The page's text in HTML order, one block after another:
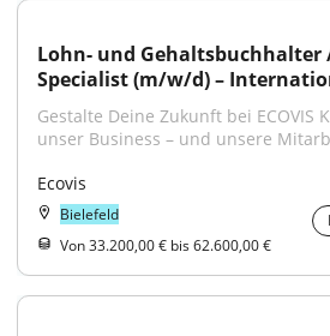
Lohn- und Gehaltsbuchhalter
Specialist (m/w/d) –
Gestalte Deine Zukunft bei ECOVIS
unser Business – und unsere
Ecovis
Bielefeld
Von 33.200,00 € bis 62.600,00 €